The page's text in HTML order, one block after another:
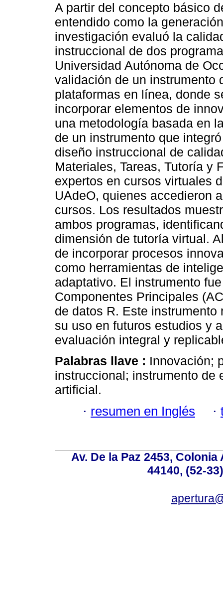
A partir del concepto básico
entendido como la
investigación evaluó la
instruccional de dos
Universidad Autónoma de
validación de un instrumento
plataformas en línea, donde
incorporar elementos de
una metodología basada en
de un instrumento que
diseño instruccional de
Materiales, Tareas, Tutoría y
expertos en cursos virtuales
UAdeO, quienes accedieron
cursos. Los resultados
ambos programas,
dimensión de tutoría virtual.
de incorporar procesos
como herramientas de
adaptativo. El instrumento
Componentes Principales
de datos R. Este
su uso en futuros estudios y
evaluación integral y
Palabras llave : Innovación;
instruccional; instrumento de
artificial.
· resumen en Inglés ·
Av. De la Paz 2453,
44140, (52-